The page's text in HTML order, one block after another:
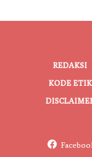
REDAKSI
KODE ETIK